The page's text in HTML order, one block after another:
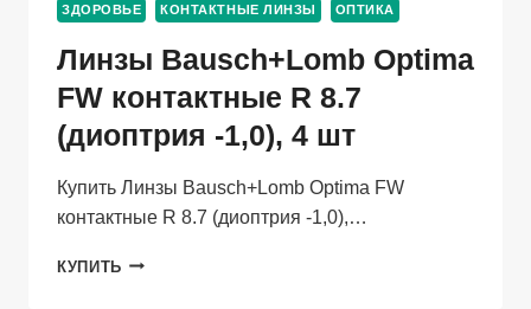
ЕЖЕКВАРТАЛЬНЫЕ
4
ШТ
ЗДОРОВЬЕ КОНТАКТНЫЕ ЛИНЗЫ ОПТИКА
Линзы Bausch+Lomb Optima
FW контактные R 8.7
(диоптрия -1,0), 4 шт
Купить Линзы Bausch+Lomb Optima FW
контактные R 8.7 (диоптрия -1,0),…
КУПИТЬ ЛИНЗЫ